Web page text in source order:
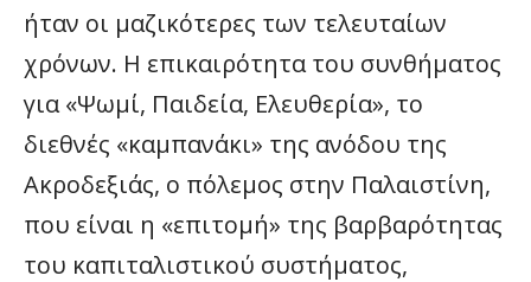
ήταν οι μαζικότερες των τελευταίων
χρόνων. Η επικαιρότητα του συνθήματος
για «Ψωμί, Παιδεία, Ελευθερία», το
διεθνές «καμπανάκι» της ανόδου της
Ακροδεξιάς, ο πόλεμος στην Παλαιστίνη,
που είναι η «επιτομή» της βαρβαρότητας
του καπιταλιστικού συστήματος,